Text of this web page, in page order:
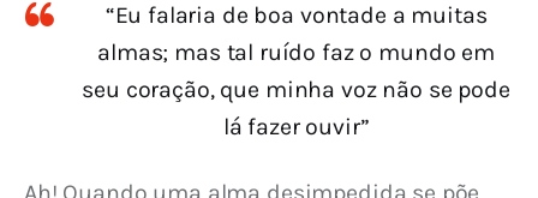
“Eu falaria de boa vontade a muitas
almas; mas tal ruído faz o mundo em
seu coração, que minha voz não se pode
lá fazer ouvir”
Ah! Quando uma alma desimpedida se põe